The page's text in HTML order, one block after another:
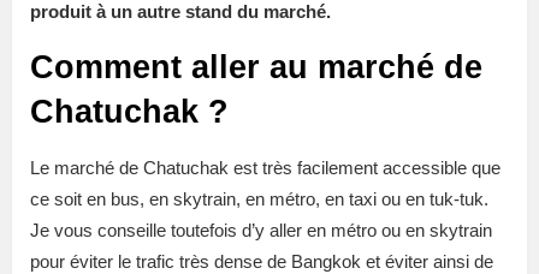
produit à un autre stand du marché.
Comment aller au marché de
Chatuchak ?
Le marché de Chatuchak est très facilement accessible que
ce soit en bus, en skytrain, en métro, en taxi ou en tuk-tuk.
Je vous conseille toutefois d’y aller en métro ou en skytrain
pour éviter le trafic très dense de Bangkok et éviter ainsi de